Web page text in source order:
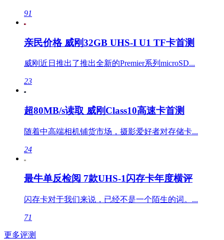
91
亲民价格 威刚32GB UHS-I U1 TF卡首测
威刚近日推出了推出全新的Premier系列microSD...
23
超80MB/s读取 威刚Class10高速卡首测
随着中高端相机铺货市场，摄影爱好者对存储卡...
24
最牛单反检阅 7款UHS-1闪存卡年度横评
闪存卡对于我们来说，已经不是一个陌生的词。...
71
更多评测